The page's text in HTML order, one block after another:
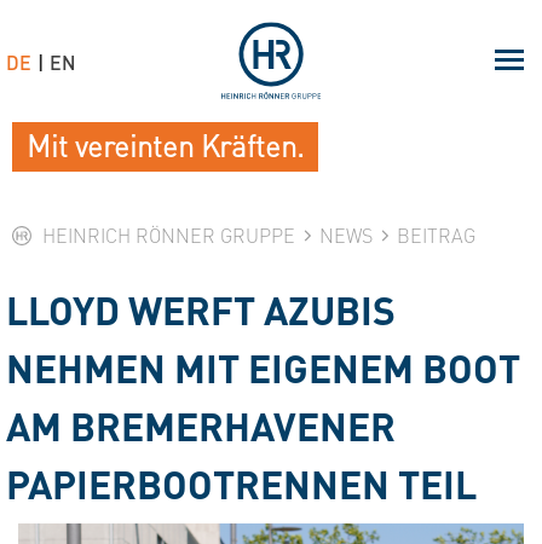
HEINRICH RÖNNER GRUPPE NEWS BEITRAG
LLOYD WERFT AZUBIS
NEHMEN MIT EIGENEM BOOT
AM BREMERHAVENER
PAPIERBOOTRENNEN TEIL
Mit vereinten Kräften.
DE EN